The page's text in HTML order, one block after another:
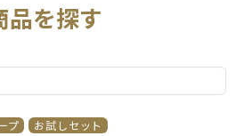
品を探す
プ お試しセット